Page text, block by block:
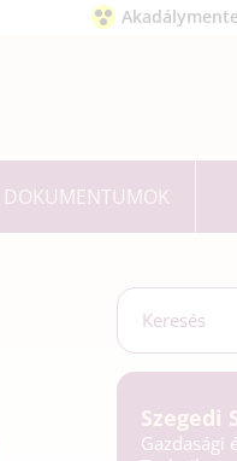
DOKUMENTUMOK
Szegedi
Gazdasági